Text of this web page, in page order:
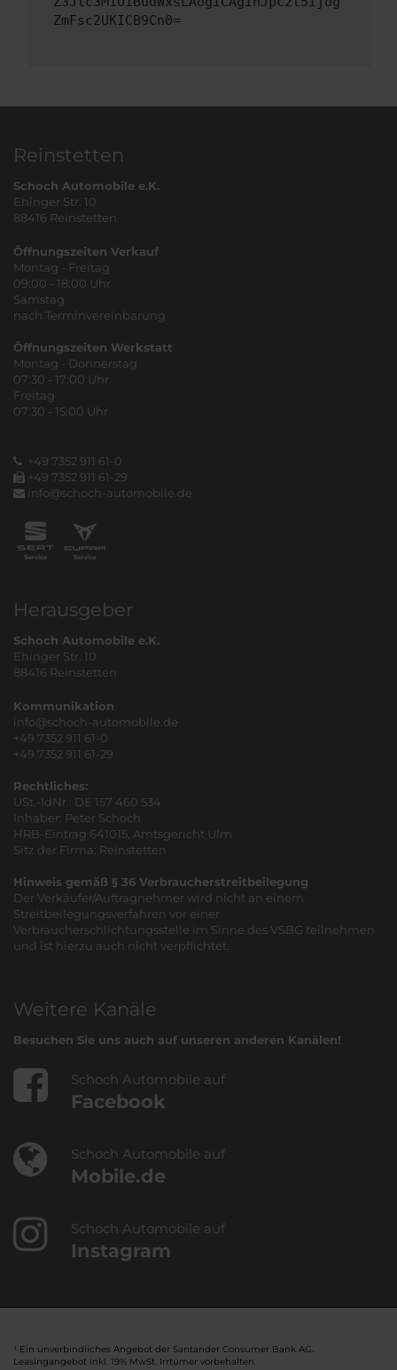
ZmFsc2UKICB9Cn0=
Reinstetten
Schoch Automobile e.K.
Ehinger Str. 10
88416 Reinstetten
Öffnungszeiten Verkauf
Montag - Freitag
09:00 - 18:00 Uhr
Samstag
nach Terminvereinbarung
Öffnungszeiten Werkstatt
Montag - Donnerstag
07:30 - 17:00 Uhr
Freitag
07:30 - 15:00 Uhr
+49 7352 911 61-0
+49 7352 911 61-29
info@schoch-automobile.de
Herausgeber
Schoch Automobile e.K.
Ehinger Str. 10
88416 Reinstetten
Kommunikation
info@schoch-automobile.de
+49 7352 911 61-0
+49 7352 911 61-29
Rechtliches:
USt.-IdNr.: DE 157 460 534
Inhaber: Peter Schoch
HRB-Eintrag 641015, Amtsgericht Ulm
Sitz der Firma: Reinstetten
Hinweis gemäß § 36 Verbraucherstreitbeilegung
Der Verkäufer/Auftragnehmer wird nicht an einem
Streitbeilegungsverfahren vor einer
Verbraucherschlichtungsstelle im Sinne des VSBG teilnehmen
und ist hierzu auch nicht verpflichtet.
Weitere Kanäle
Besuchen Sie uns auch auf unseren anderen Kanälen!
Schoch Automobile auf
Facebook
Schoch Automobile auf
Mobile.de
Schoch Automobile auf
Instagram
¹ Ein unverbindliches Angebot der Santander Consumer Bank AG.
Leasingangebot inkl. 19% MwSt. Irrtümer vorbehalten.